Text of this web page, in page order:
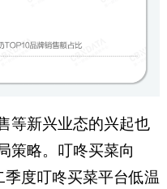
等新兴业态的兴起也
策略。叮咚买菜向
度叮咚买菜平台低温